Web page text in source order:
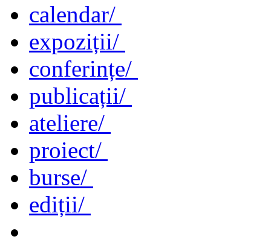
calendar/
expoziții/
conferințe/
publicații/
ateliere/
proiect/
burse/
ediții/